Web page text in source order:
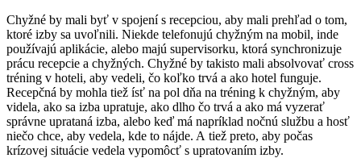
Chyžné by mali byť v spojení s recepciou, aby mali prehľad o tom,
ktoré izby sa uvoľnili. Niekde telefonujú chyžným na mobil, inde
používajú aplikácie, alebo majú supervisorku, ktorá synchronizuje
prácu recepcie a chyžných. Chyžné by takisto mali absolvovať cross
tréning v hoteli, aby vedeli, čo koľko trvá a ako hotel funguje.
Recepčná by mohla tiež ísť na pol dňa na tréning k chyžným, aby
videla, ako sa izba upratuje, ako dlho čo trvá a ako má vyzerať
správne uprataná izba, alebo keď má napríklad nočnú službu a hosť
niečo chce, aby vedela, kde to nájde. A tiež preto, aby počas
krízovej situácie vedela vypomôcť s upratovaním izby.